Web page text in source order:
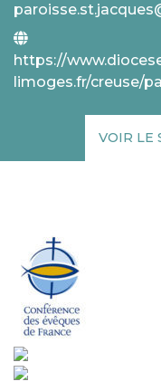
https://
limoges.fr/creuse/
VOIR LE